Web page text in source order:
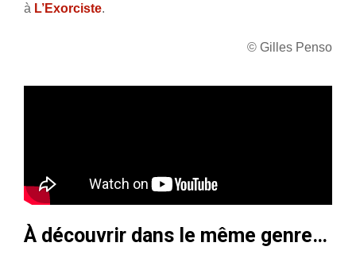
à L’Exorciste.
© Gilles Penso
À découvrir dans le même genre…